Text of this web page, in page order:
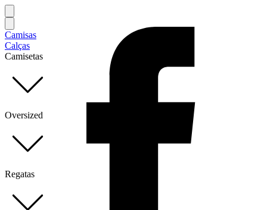
Camisas
Calças
Camisetas
Oversized
Regatas